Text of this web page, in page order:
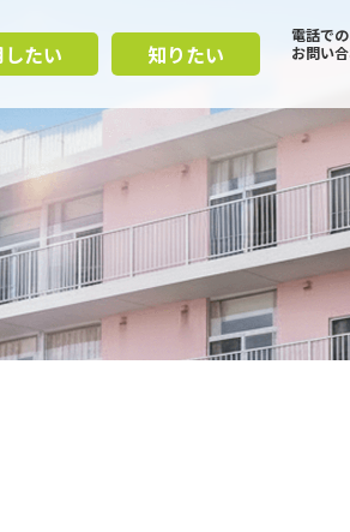
たい 知りたい
電話で
お問い